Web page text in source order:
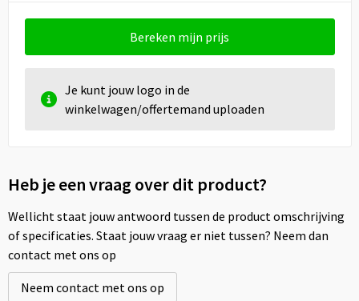
Bereken mijn prijs
Je kunt jouw logo in de
winkelwagen/offertemand uploaden
Heb je een vraag over dit product?
Wellicht staat jouw antwoord tussen de product omschrijving
of specificaties. Staat jouw vraag er niet tussen? Neem dan
contact met ons op
Neem contact met ons op